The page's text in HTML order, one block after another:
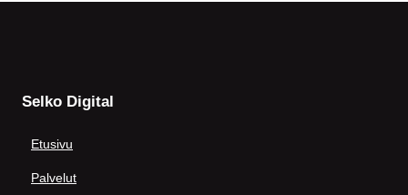
Selko Digital
Etusivu
Palvelut